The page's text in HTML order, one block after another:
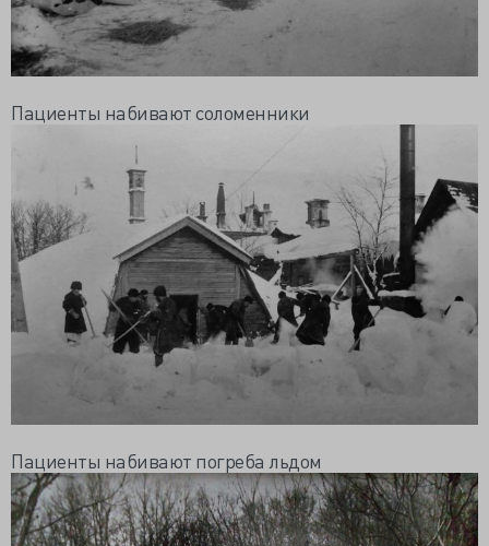
Пациенты набивают соломенники
Пациенты набивают погреба льдом